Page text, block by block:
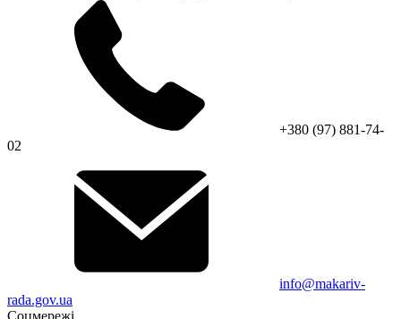
+380 (97) 881-74-
02
info@makariv-
rada.gov.ua
Соцмережі